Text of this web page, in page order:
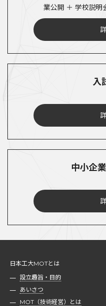
業公開 ＋ 学校説明
入
中小企
日本工大MOTとは
設立趣旨・目的
あいさつ
MOT（技術経営）とは